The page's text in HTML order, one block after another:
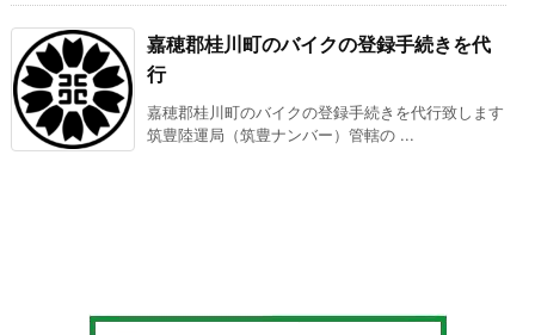
嘉穂郡桂川町のバイクの登録手続きを代
行
嘉穂郡桂川町のバイクの登録手続きを代行致します
筑豊陸運局（筑豊ナンバー）管轄の ...